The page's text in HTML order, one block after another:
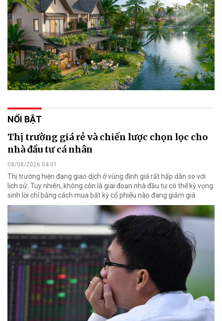
NỔI BẬT
Thị trường giá rẻ và chiến lược chọn lọc cho
nhà đầu tư cá nhân
08/08/2026 04:01
Thị trường hiện đang giao dịch ở vùng định giá rất hấp dẫn so với
lịch sử. Tuy nhiên, không còn là giai đoạn nhà đầu tư có thể kỳ vọng
sinh lời chỉ bằng cách mua bất kỳ cổ phiếu nào đang giảm giá.